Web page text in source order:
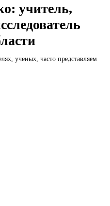
учитель,
ученых, часто представляем